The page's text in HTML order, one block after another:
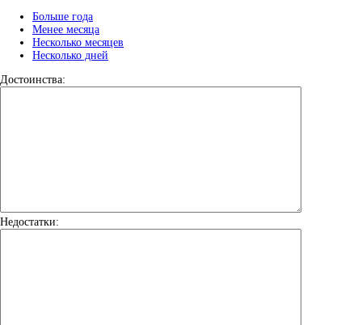
Больше года
Менее месяца
Несколько месяцев
Несколько дней
Достоинства:
Недостатки: